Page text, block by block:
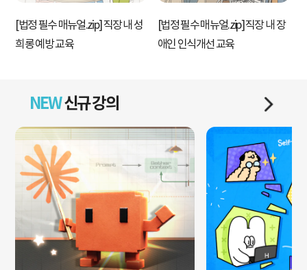
[법정 필수 매뉴얼.zip] 직장 내 성
희롱 예방 교육
[법정 필수 매뉴얼.zip] 직장 내 장
애인 인식개선 교육
NEW신규 강의